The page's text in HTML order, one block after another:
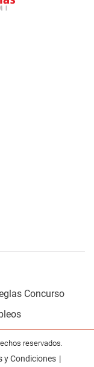
Concurso
reservados.
y Condiciones